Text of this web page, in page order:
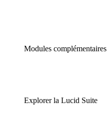
Modules complémentaires
Explorer la Lucid Suite